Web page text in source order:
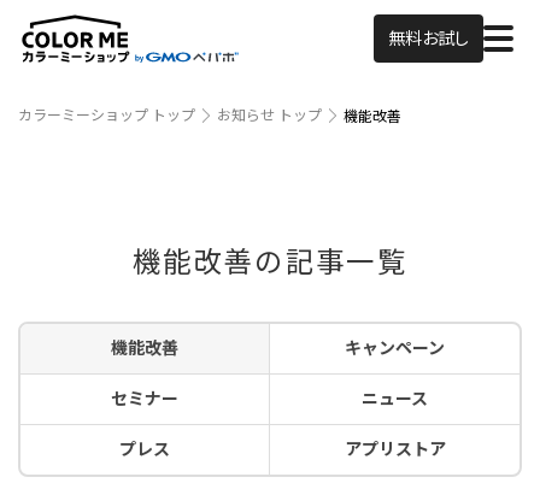
無料お試し
カラーミーショップ トップ お知らせ トップ 機能改善
機能改善の記事一覧
機能改善 キャンペーン
セミナー ニュース
プレス アプリストア